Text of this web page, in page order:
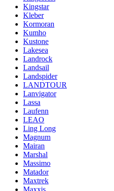
Kingstar
Kleber
Kormoran
Kumho
Kustone
Lakesea
Landrock
Landsail
Landspider
LANDTOUR
Lanvigator
Lassa
Laufenn
LEAO
Ling Long
Magnum
Mairan
Marshal
Massimo
Matador
Maxtrek
Maxxis